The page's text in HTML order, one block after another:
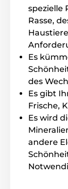
Inhalt der
Handbuch
Technische
zur
Das
Haut und
spezielle
Rasse,
Es
des
Es gibt
Frische,
Es wird
andere